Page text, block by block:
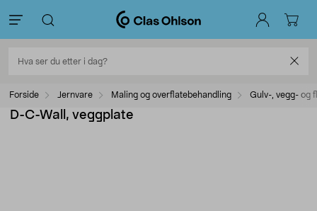
Forside Jernvare Maling og overflatebehandling Gulv-, vegg- og
D-C-Wall, veggplate